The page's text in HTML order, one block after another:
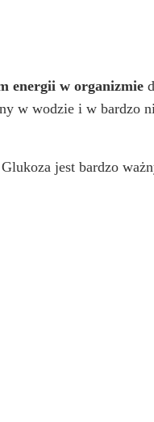
energii w organizmie
w wodzie i w
jest bardzo